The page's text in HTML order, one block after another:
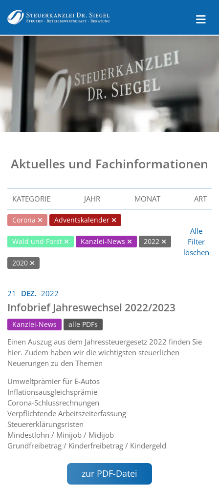
Aktuelles und Fachinformationen
KATEGORIE JAHR MONAT ART
Corona Adventskalender
Wald und Forst Kanzlei-News 2022
2020
Alle
Filter
löschen
21 DEZ. 2022
Infobrief Jahreswechsel 2022/2023
Kanzlei-News alle PDFs
Einen Auszug aus dem Jahressteuergesetz 2022 finden Sie
hier. Zudem haben wir die wichtigsten steuerlichen
Neuerungen zu den Themen
Umweltprämier für E-Autos
Inflationsausgleichsprämie
Corona-Schlussrechnungen
Verpflichtende Arbeitszeiterfassung
Steuererklärungsristen
Mindestlohn / Minijob / Midijob
Grundfreibetrag / Kinderfreibetrag / Kindergeld
zur PDF-Datei